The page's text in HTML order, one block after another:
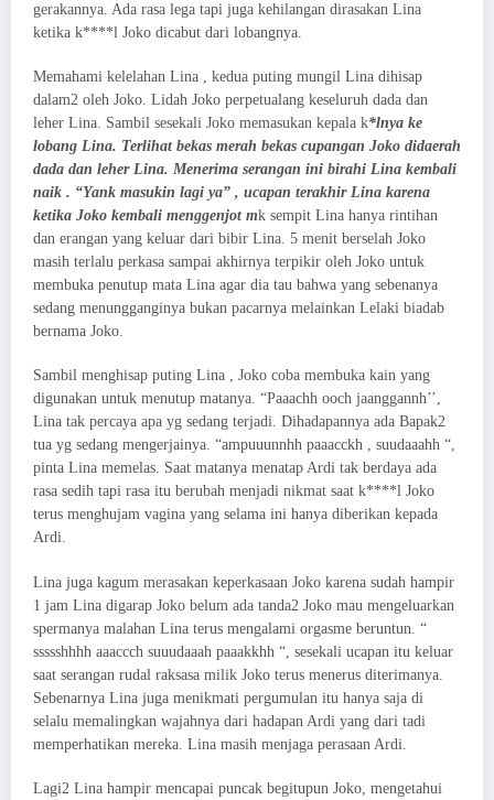
gerakannya. Ada rasa lega tapi juga kehilangan dirasakan Lina
ketika k****l Joko dicabut dari lobangnya.
Memahami kelelahan Lina , kedua puting mungil Lina dihisap
dalam2 oleh Joko. Lidah Joko perpetualang keseluruh dada dan
leher Lina. Sambil sesekali Joko memasukan kepala k*lnya ke
lobang Lina. Terlihat bekas merah bekas cupangan Joko didaerah
dada dan leher Lina. Menerima serangan ini birahi Lina kembali
naik . “Yank masukin lagi ya” , ucapan terakhir Lina karena
ketika Joko kembali menggenjot mk sempit Lina hanya rintihan
dan erangan yang keluar dari bibir Lina. 5 menit berselah Joko
masih terlalu perkasa sampai akhirnya terpikir oleh Joko untuk
membuka penutup mata Lina agar dia tau bahwa yang sebenanya
sedang menungganginya bukan pacarnya melainkan Lelaki biadab
bernama Joko.
Sambil menghisap puting Lina , Joko coba membuka kain yang
digunakan untuk menutup matanya. “Paaachh ooch jaanggannh’’,
Lina tak percaya apa yg sedang terjadi. Dihadapannya ada Bapak2
tua yg sedang mengerjainya. “ampuuunnhh paaacckh , suudaaahh “,
pinta Lina memelas. Saat matanya menatap Ardi tak berdaya ada
rasa sedih tapi rasa itu berubah menjadi nikmat saat k****l Joko
terus menghujam vagina yang selama ini hanya diberikan kepada
Ardi.
Lina juga kagum merasakan keperkasaan Joko karena sudah hampir
1 jam Lina digarap Joko belum ada tanda2 Joko mau mengeluarkan
spermanya malahan Lina terus mengalami orgasme beruntun. “
ssssshhhh aaaccch suuudaaah paaakkhh “, sesekali ucapan itu keluar
saat serangan rudal raksasa milik Joko terus menerus diterimanya.
Sebenarnya Lina juga menikmati pergumulan itu hanya saja di
selalu memalingkan wajahnya dari hadapan Ardi yang dari tadi
memperhatikan mereka. Lina masih menjaga perasaan Ardi.
Lagi2 Lina hampir mencapai puncak begitupun Joko, mengetahui